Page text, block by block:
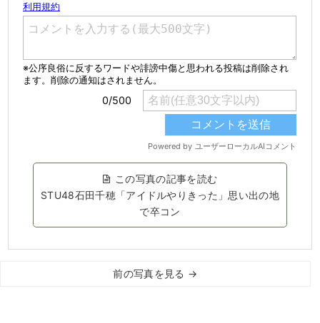
この写真の記事を読む
STU48石田千穂「アイドルやりきった」思い出の地
で卒コン
前の写真を見る →